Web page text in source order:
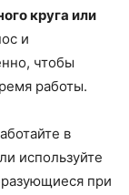
круга или
и
чтобы
работы.
в
используйте
при